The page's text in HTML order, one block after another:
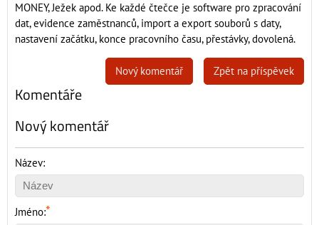
MONEY, Ježek apod. Ke každé čtečce je software pro zpracování
dat, evidence zaměstnanců, import a export souborů s daty,
nastavení začátku, konce pracovního času, přestávky, dovolená.
Zpět na příspěvek
Nový komentář
Komentáře
Nový komentář
Název:
Jméno:*